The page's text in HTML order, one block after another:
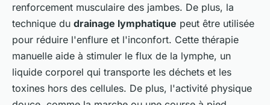
renforcement musculaire des jambes. De plus, la
technique du drainage lymphatique peut être utilisée
pour réduire l'enflure et l'inconfort. Cette thérapie
manuelle aide à stimuler le flux de la lymphe, un
liquide corporel qui transporte les déchets et les
toxines hors des cellules. De plus, l'activité physique